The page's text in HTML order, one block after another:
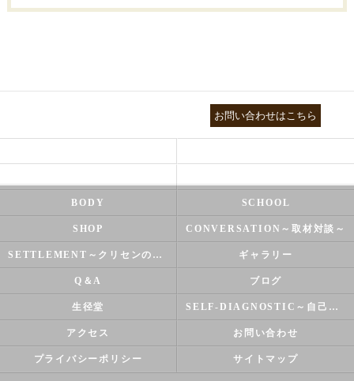
お問い合わせはこちら
BODY SCHOOL
SHOP CONVERSATION～取材対談～
SETTLEMENT～クリセンのズバリ解決シリーズ～ ギャラリー
Q＆A ブログ
生径堂 SELF-DIAGNOSTIC～自己診断～
アクセス お問い合わせ
プライバシーポリシー サイトマップ